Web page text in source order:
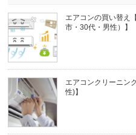
エアコンの買い替え
市・30代・男性）】
エアコンクリーニン
性)】